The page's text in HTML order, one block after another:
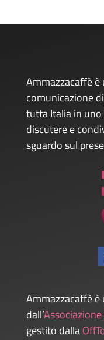
Ammazzacaffè
comunicazione
tutta Italia in
discutere e
sguardo sul
Ammazzacaffè
dall’
gestito dalla